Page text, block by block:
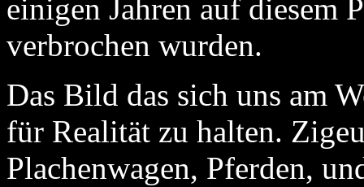
einigen Jahren auf diesem
verbrochen wurden.
Das Bild das sich uns am
für Realität zu halten.
Plachenwagen, Pferden,